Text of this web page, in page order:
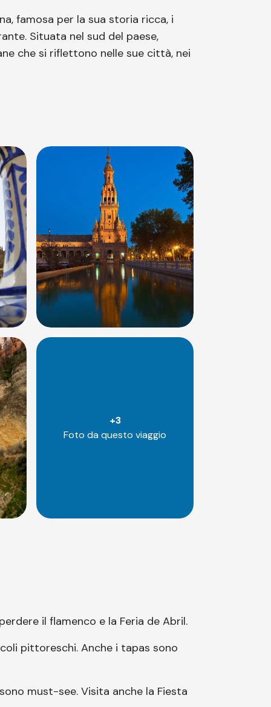
famosa per la sua storia ricca, i
Situata nel sud del paese,
che si riflettono nelle sue città, nei
+3
Foto da questo viaggio
il flamenco e la Feria de Abril.
pittoreschi. Anche i tapas sono
must-see. Visita anche la Fiesta